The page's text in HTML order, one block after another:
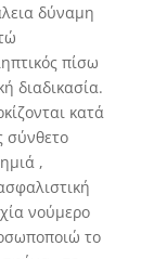
δύναμη
πίσω
διαδικασία.
κατά
σύνθετο
,
νούμερο
το